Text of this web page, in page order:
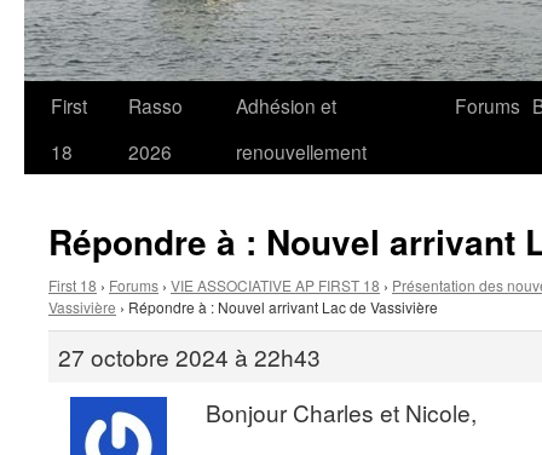
First
18
Rasso
2026
Adhésion et
renouvellement
Forums
Répondre à : Nouvel arrivant
First 18 › Forums › VIE ASSOCIATIVE AP FIRST 18 › Présentation des
Vassivière › Répondre à : Nouvel arrivant Lac de Vassivière
27 octobre 2024 à 22h43
Bonjour Charles et Nicole,